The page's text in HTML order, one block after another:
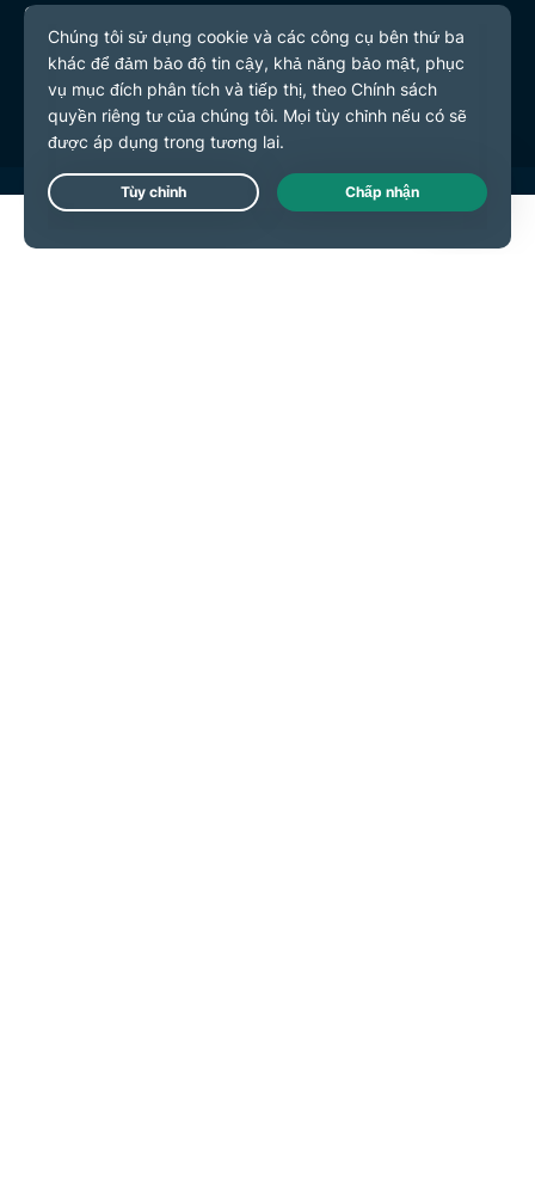
Chính sách quyền riêng tư
Điều khoản dịch vụ
Tùy chọn cookie
Live Chat